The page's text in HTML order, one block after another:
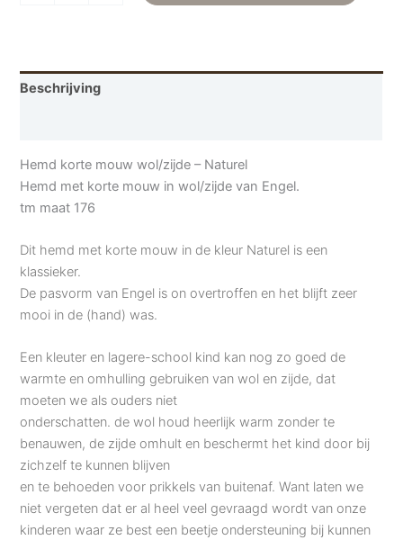
Beschrijving
Hemd korte mouw wol/zijde – Naturel
Hemd met korte mouw in wol/zijde van Engel.
tm maat 176
Dit hemd met korte mouw in de kleur Naturel is een
klassieker.
De pasvorm van Engel is on overtroffen en het blijft zeer
mooi in de (hand) was.
Een kleuter en lagere-school kind kan nog zo goed de
warmte en omhulling gebruiken van wol en zijde, dat
moeten we als ouders niet
onderschatten. de wol houd heerlijk warm zonder te
benauwen, de zijde omhult en beschermt het kind door bij
zichzelf te kunnen blijven
en te behoeden voor prikkels van buitenaf. Want laten we
niet vergeten dat er al heel veel gevraagd wordt van onze
kinderen waar ze best een beetje ondersteuning bij kunnen